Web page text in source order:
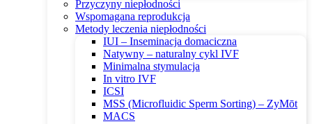
Przyczyny niepłodności
Wspomagana reprodukcja
Metody leczenia niepłodności
IUI – Inseminacja domaciczna
Natywny – naturalny cykl IVF
Minimalna stymulacja
In vitro IVF
ICSI
MSS (Microfluidic Sperm Sorting) – ZyMōt
MACS